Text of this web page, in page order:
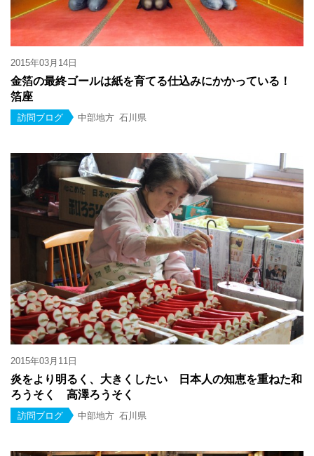
2015年03月14日
金箔の最終ゴールは紙を育てる仕込みにかかっている！
箔座
訪問ブログ 中部地方 石川県
2015年03月11日
炎をより明るく、大きくしたい 日本人の知恵を重ねた和
ろうそく 高澤ろうそく
訪問ブログ 中部地方 石川県